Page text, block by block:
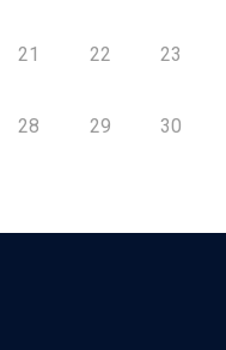
21 22 23
28 29 30